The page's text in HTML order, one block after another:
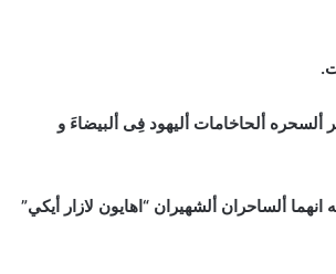
ألسحره ألحاخامات أليهود فِى ألبيضاءَ و
انهما ألساحران ألشهيران “اهايون لازار أيكي”